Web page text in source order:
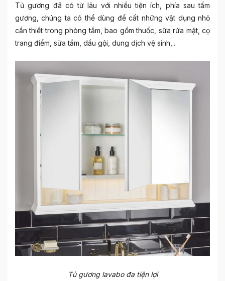
Tủ gương đã có từ lâu với nhiều tiện ích, phía sau tấm
gương, chúng ta có thể dùng để cất những vật dụng nhỏ
cần thiết trong phòng tắm, bao gồm thuốc, sữa rửa mặt, cọ
trang điểm, sữa tắm, dầu gội, dung dịch vệ sinh,..
Tủ gương lavabo đa tiện lợi